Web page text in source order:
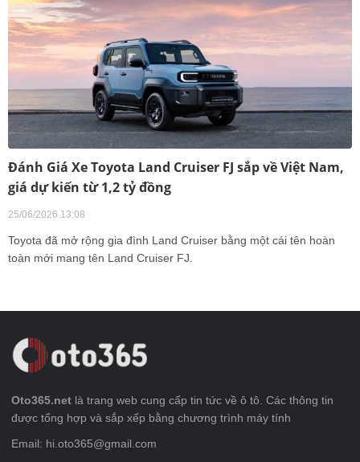
Đánh Giá Xe Toyota Land Cruiser FJ sắp về Việt Nam,
giá dự kiến từ 1,2 tỷ đồng
25/06/2026 13:08
Toyota đã mở rộng gia đình Land Cruiser bằng một cái tên hoàn
toàn mới mang tên Land Cruiser FJ.
Oto365.net là trang web cung cấp tin tức về ô tô. Các thông tin
được tổng hợp và sắp xếp bằng chương trình máy tính
Email: hi.oto365@gmail.com